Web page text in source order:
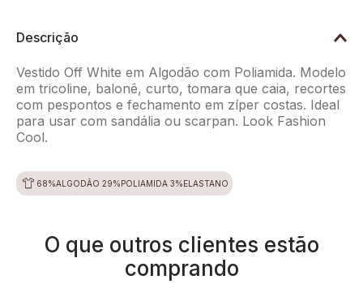
Descrição
Vestido Off White em Algodão com Poliamida. Modelo
em tricoline, balonê, curto, tomara que caia, recortes
com pespontos e fechamento em zíper costas. Ideal
para usar com sandália ou scarpan. Look Fashion
Cool.
68%ALGODÃO 29%POLIAMIDA 3%ELASTANO
O que outros clientes estão
comprando